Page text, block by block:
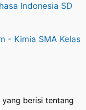
Indonesia SD
- Kimia SMA Kelas
yang berisi tentang